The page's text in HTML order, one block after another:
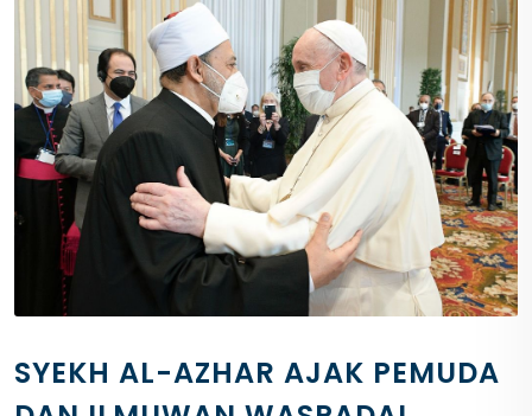
SYEKH AL-AZHAR AJAK PEMUDA